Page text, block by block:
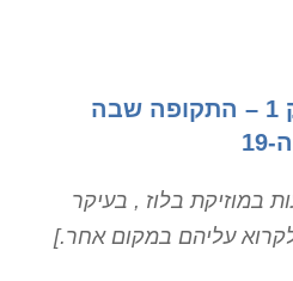
מוזיקת הבלוז – פרק 1 – התקופה שבה
במוזיקת בלוז , בעיקר
עליהם במקום אחר.]